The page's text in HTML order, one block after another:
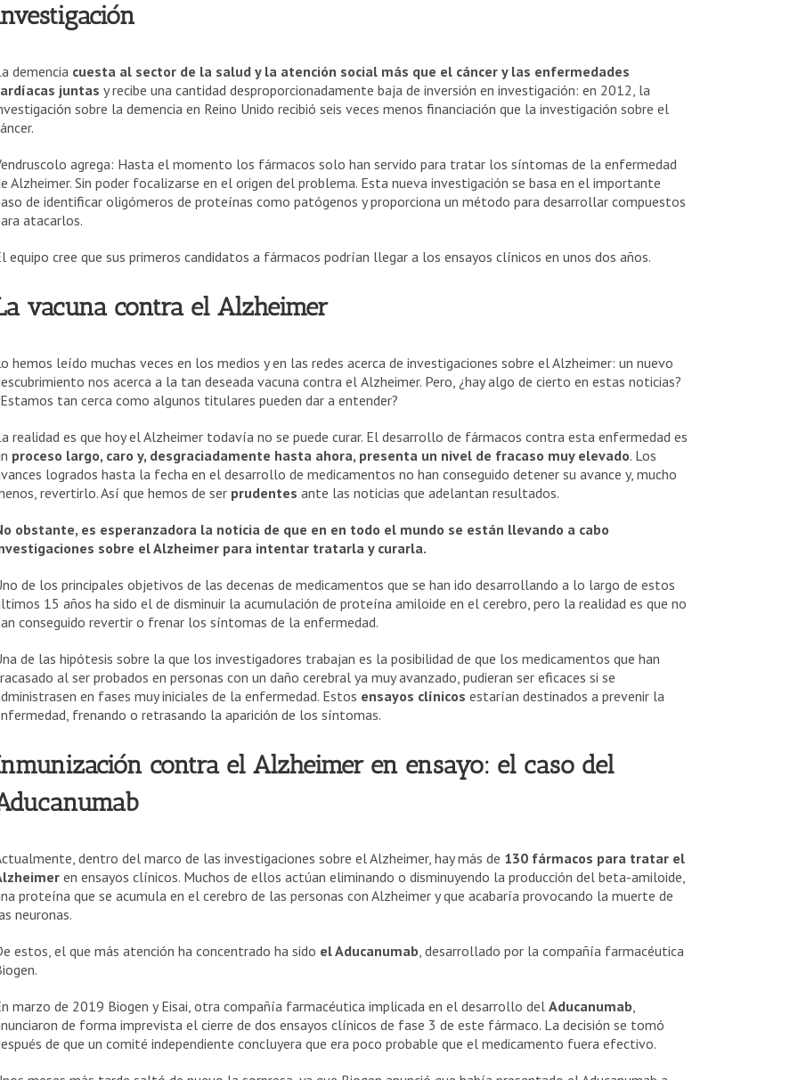
demencia cuesta al sector de la salud y la atención social más que el cáncer y las enfermedades
juntas y recibe una cantidad desproporcionadamente baja de inversión en investigación: en 2012, la
sobre la demencia en Reino Unido recibió seis veces menos financiación que la investigación sobre el
agrega: Hasta el momento los fármacos solo han servido para tratar los síntomas de la enfermedad
Alzheimer. Sin poder focalizarse en el origen del problema. Esta nueva investigación se basa en el importante
de identificar oligómeros de proteínas como patógenos y proporciona un método para desarrollar compuestos
atacarlos.
equipo cree que sus primeros candidatos a fármacos podrían llegar a los ensayos clínicos en unos dos años.
vacuna contra el Alzheimer
hemos leído muchas veces en los medios y en las redes acerca de investigaciones sobre el Alzheimer: un nuevo
nos acerca a la tan deseada vacuna contra el Alzheimer. Pero, ¿hay algo de cierto en estas noticias?
tan cerca como algunos titulares pueden dar a entender?
realidad es que hoy el Alzheimer todavía no se puede curar. El desarrollo de fármacos contra esta enfermedad es
proceso largo, caro y, desgraciadamente hasta ahora, presenta un nivel de fracaso muy elevado. Los
logrados hasta la fecha en el desarrollo de medicamentos no han conseguido detener su avance y, mucho
revertirlo. Así que hemos de ser prudentes ante las noticias que adelantan resultados.
obstante, es esperanzadora la noticia de que en en todo el mundo se están llevando a cabo
sobre el Alzheimer para intentar tratarla y curarla.
de los principales objetivos de las decenas de medicamentos que se han ido desarrollando a lo largo de estos
15 años ha sido el de disminuir la acumulación de proteína amiloide en el cerebro, pero la realidad es que no
conseguido revertir o frenar los síntomas de la enfermedad.
de las hipótesis sobre la que los investigadores trabajan es la posibilidad de que los medicamentos que han
al ser probados en personas con un daño cerebral ya muy avanzado, pudieran ser eficaces si se
en fases muy iniciales de la enfermedad. Estos ensayos clínicos estarían destinados a prevenir la
frenando o retrasando la aparición de los síntomas.
contra el Alzheimer en ensayo: el caso del
dentro del marco de las investigaciones sobre el Alzheimer, hay más de 130 fármacos para tratar el
en ensayos clínicos. Muchos de ellos actúan eliminando o disminuyendo la producción del beta-amiloide,
proteína que se acumula en el cerebro de las personas con Alzheimer y que acabaría provocando la muerte de
neuronas.
estos, el que más atención ha concentrado ha sido el Aducanumab , desarrollado por la compañía farmacéutica
marzo de 2019 Biogen y Eisai, otra compañía farmacéutica implicada en el desarrollo del Aducanumab
de forma imprevista el cierre de dos ensayos clínicos de fase 3 de este fármaco. La decisión se tomó
de que un comité independiente concluyera que era poco probable que el medicamento fuera efectivo.